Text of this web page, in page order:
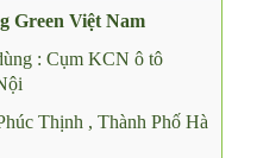
Green Việt Nam
: Cụm KCN ô tô
Thịnh , Thành Phố Hà